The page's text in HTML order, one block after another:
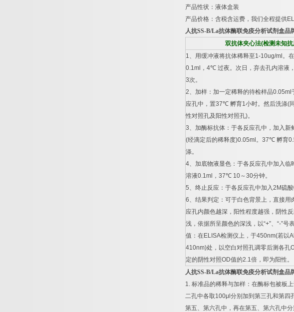
产品性状：液体盒装
产品价格：含税含运费，我们全程提供
人抗SS-B/La抗体酶联免疫分析试剂盒品
双抗体夹心法(检测未知
1、用缓冲液将抗体稀释至1-10ug/ml 。
0.1ml ， 4℃ 过夜。次日，弃去孔内溶液
3次。
2、加样：加一定稀释的待检样品0.05ml
应孔中，置37℃ 孵育1小时。然后洗涤(
性对照孔及阳性对照孔)。
3、加酶标抗体：于各反应孔中，加入新
(经滴定后的稀释度)0.05ml 。 37℃ 孵育
涤。
4、加底物液显色：于各反应孔中加入临
溶液0.1ml ， 37℃ 10～30分钟。
5、终止反应：于各反应孔中加入2M硫酸
6、结果判定：可于白色背景上，直接用
应孔内颜色越深，阳性程度越强，阴性
浅，依据所呈颜色的深浅，以“+”、 “-”号
值：在ELISA检测仪上，于450nm(若以
410nm)处，以空白对照孔调零后测各孔
定的阴性对照OD值的2.1倍，即为阳性。
人抗SS-B/La抗体酶联免疫分析试剂盒品
1. 标准品的稀释与加样：在酶标包被板
二孔中各取100μl 分别加到第三孔和第四
第五、第六孔中，再在第五、第六孔中